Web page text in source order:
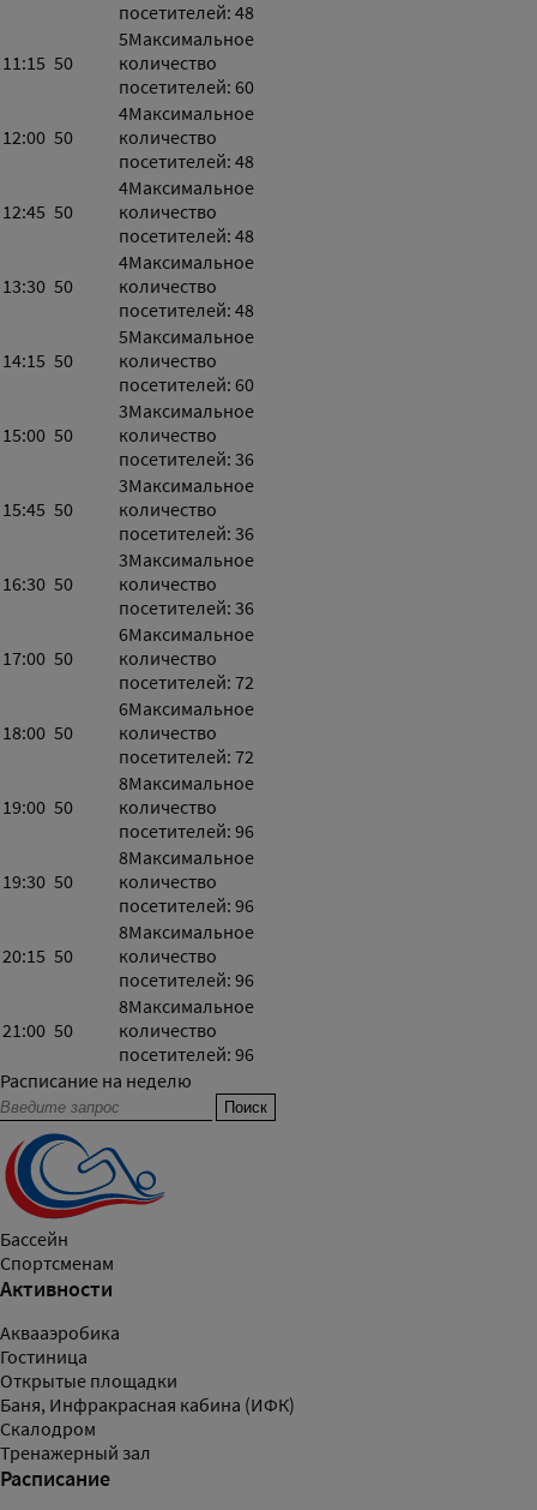
посетителей: 48
11:15 50
5Максимальное
количество
посетителей: 60
12:00 50
4Максимальное
количество
посетителей: 48
12:45 50
4Максимальное
количество
посетителей: 48
13:30 50
4Максимальное
количество
посетителей: 48
14:15 50
5Максимальное
количество
посетителей: 60
15:00 50
3Максимальное
количество
посетителей: 36
15:45 50
3Максимальное
количество
посетителей: 36
16:30 50
3Максимальное
количество
посетителей: 36
17:00 50
6Максимальное
количество
посетителей: 72
18:00 50
6Максимальное
количество
посетителей: 72
19:00 50
8Максимальное
количество
посетителей: 96
19:30 50
8Максимальное
количество
посетителей: 96
20:15 50
8Максимальное
количество
посетителей: 96
21:00 50
8Максимальное
количество
посетителей: 96
Расписание на неделю
Бассейн
Спортсменам
Активности
Аквааэробика
Гостиница
Открытые площадки
Баня, Инфракрасная кабина (ИФК)
Скалодром
Тренажерный зал
Расписание